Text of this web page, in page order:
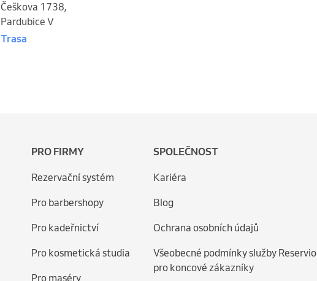
Češkova 1738,
Pardubice V
Trasa
PRO FIRMY
Rezervační systém
Pro barbershopy
Pro kadeřnictví
Pro kosmetická studia
Pro maséry
SPOLEČNOST
Kariéra
Blog
Ochrana osobních údajů
Všeobecné podmínky služby Reservio
pro koncové zákazníky